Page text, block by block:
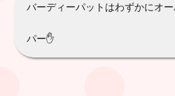
バーディーパットはわずかにオ
パー✋